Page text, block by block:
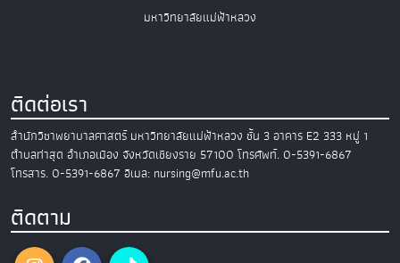
มหาวิทยาลัยแม่ฟ้าหลวง
ติดต่อเรา
สำนักวิชาพยาบาลศาสตร์ มหาวิทยาลัยแม่ฟ้าหลวง ชั้น 3 อาคาร E2 333 หมู่ 1
ตำบลท่าสุด อำเภอเมือง จังหวัดเชียงราย 57100 โทรศัพท์. 0-5391-6867
โทรสาร. 0-5391-6867 อีเมล: nursing@mfu.ac.th
ติดตาม